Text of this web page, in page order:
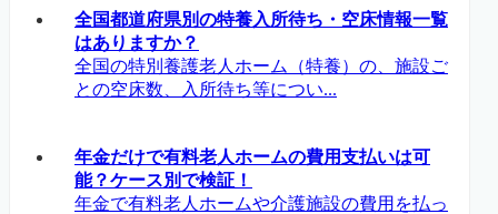
全国都道府県別の特養入所待ち・空床情報一覧
はありますか？
全国の特別養護老人ホーム（特養）の、施設ご
との空床数、入所待ち等につい...
年金だけで有料老人ホームの費用支払いは可
能？ケース別で検証！
年金で有料老人ホームや介護施設の費用を払っ